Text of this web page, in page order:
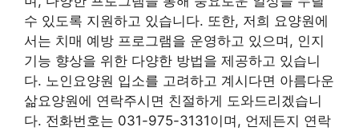
수 있도록 지원하고 있습니다. 또한, 저희 요양원에
서는 치매 예방 프로그램을 운영하고 있으며, 인지
기능 향상을 위한 다양한 방법을 제공하고 있습니
다. 노인요양원 입소를 고려하고 계시다면 아름다운
삶요양원에 연락주시면 친절하게 도와드리겠습니
다. 전화번호는 031-975-3131이며, 언제든지 연락